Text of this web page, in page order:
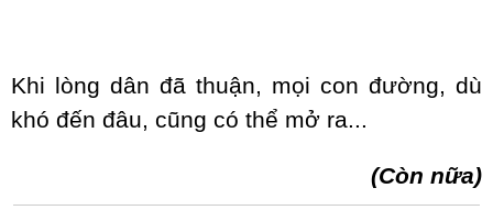
Khi lòng dân đã thuận, mọi con đường, dù
khó đến đâu, cũng có thể mở ra...
(Còn nữa)